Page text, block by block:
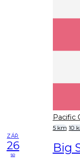
Pacific
5 km 10
ZÁŘ
26
so Big